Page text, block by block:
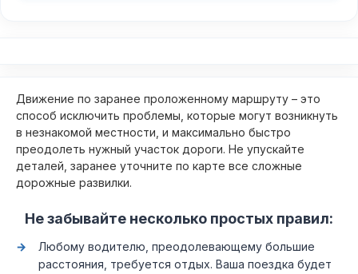
Движение по заранее проложенному маршруту – это
способ исключить проблемы, которые могут возникнуть
в незнакомой местности, и максимально быстро
преодолеть нужный участок дороги. Не упускайте
деталей, заранее уточните по карте все сложные
дорожные развилки.
Не забывайте несколько простых правил:
Любому водителю, преодолевающему большие
расстояния, требуется отдых. Ваша поездка будет